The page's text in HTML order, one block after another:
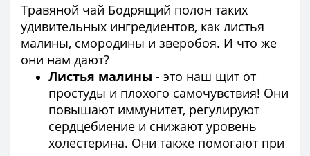
Травяной чай Бодрящий полон таких
удивительных ингредиентов, как листья
малины, смородины и зверобоя. И что же
они нам дают?
Листья малины - это наш щит от
простуды и плохого самочувствия! Они
повышают иммунитет, регулируют
сердцебиение и снижают уровень
холестерина. Они также помогают при